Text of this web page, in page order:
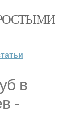
в
-